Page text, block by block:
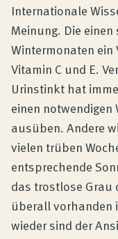
Internationale
Meinung. Die
Wintermonaten
Vitamin C und E.
Urinstinkt hat
einen
ausüben. Andere
vielen trüben
entsprechende
das trostlose Grau
überall vorhanden
wieder sind der